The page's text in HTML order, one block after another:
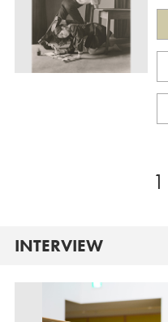
1
INTERVIEW